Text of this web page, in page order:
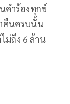
คำร้องทุกข์
คืนครบนั้น
ม่ถึง 6 ล้าน